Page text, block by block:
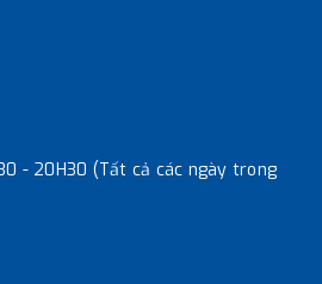
- 20H30 (Tất cả các ngày trong